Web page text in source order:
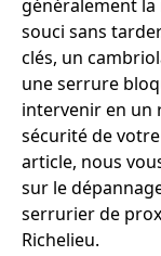
généralement
souci sans
clés, un
une serrure
intervenir en un
sécurité de
article, nous
sur le
serrurier de
Richelieu.